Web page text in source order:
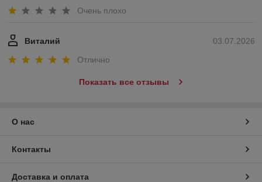
Очень плохо
03.07.2026
Виталий
Отлично
Показать все отзывы
О нас
Контакты
Доставка и оплата